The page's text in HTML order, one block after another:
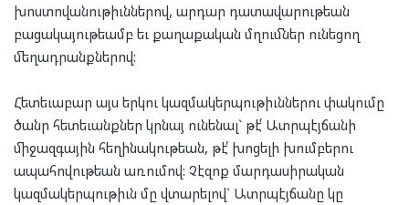
խոստովանութիւններով, արդար դատավարութեան
բացակայութեամբ եւ քաղաքական մղումներ ունեցող
մեղադրանքներով:
Հետեւաբար այս երկու կազմակերպութիւններու փակումը
ծանր հետեւանքներ կրնայ ունենալ` թէ՛ Ատրպէյճանի
միջազգային հեղինակութեան, թէ՛ խոցելի խումբերու
ապահովութեան առումով: Չէզոք մարդասիրական
կազմակերպութիւն մը վտարելով` Ատրպէյճանը կը